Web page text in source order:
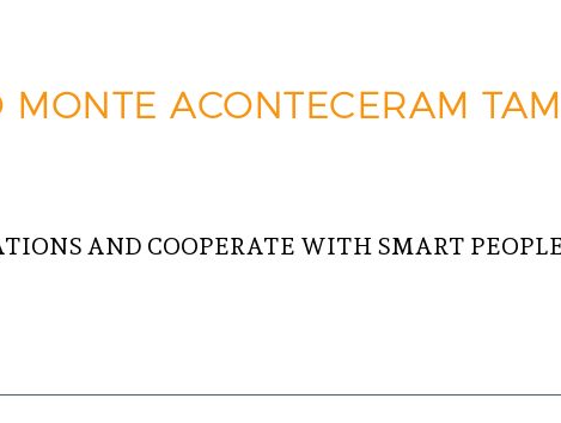
MONTE ACONTECERAM
AND COOPERATE WITH SMART